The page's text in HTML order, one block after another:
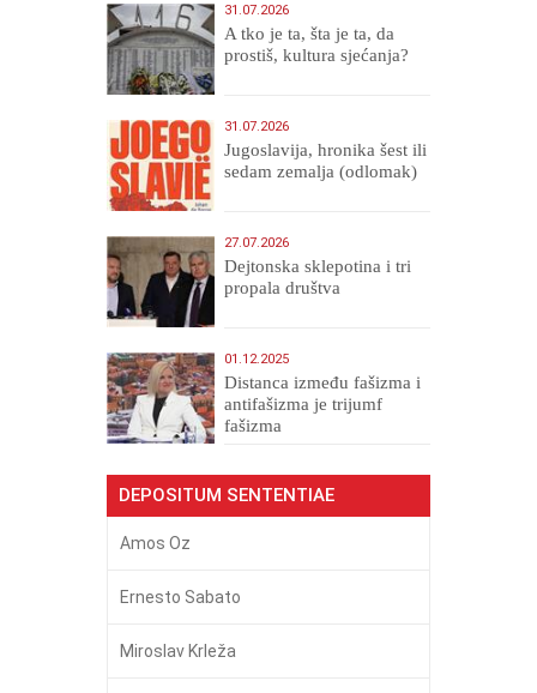
31.07.2026
A tko je ta, šta je ta, da
prostiš, kultura sjećanja?
31.07.2026
Jugoslavija, hronika šest ili
sedam zemalja (odlomak)
27.07.2026
Dejtonska sklepotina i tri
propala društva
01.12.2025
Distanca između fašizma i
antifašizma je trijumf
fašizma
DEPOSITUM SENTENTIAE
Amos Oz
Ernesto Sabato
Miroslav Krleža